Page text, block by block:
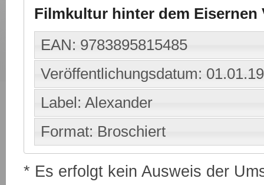
Filmkultur hinter dem Eisernen
EAN: 9783895815485
Veröffentlichungsdatum:
Label: Alexander
Format: Broschiert
* Es erfolgt kein Ausweis der